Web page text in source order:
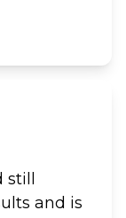
and is